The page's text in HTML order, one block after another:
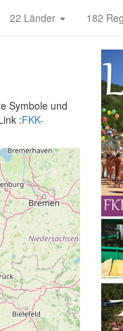
22 Länder 182
Symbole und
:FKK-